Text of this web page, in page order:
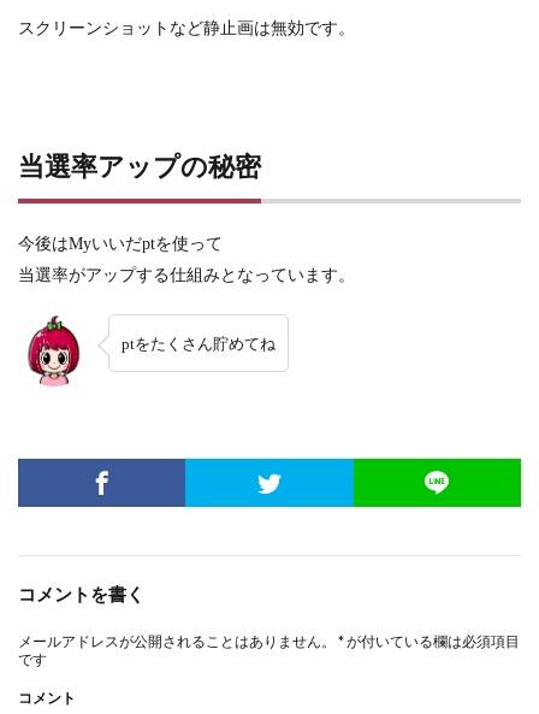
スクリーンショットなど静止画は無効です。
当選率アップの秘密
今後はMyいいだptを使って
当選率がアップする仕組みとなっています。
ptをたくさん貯めてね
コメントを書く
メールアドレスが公開されることはありません。 *が付いている欄は必須項目
です
コメント